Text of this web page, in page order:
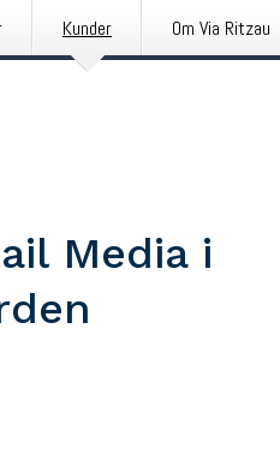
Kunder Om Via Ritzau
Media i